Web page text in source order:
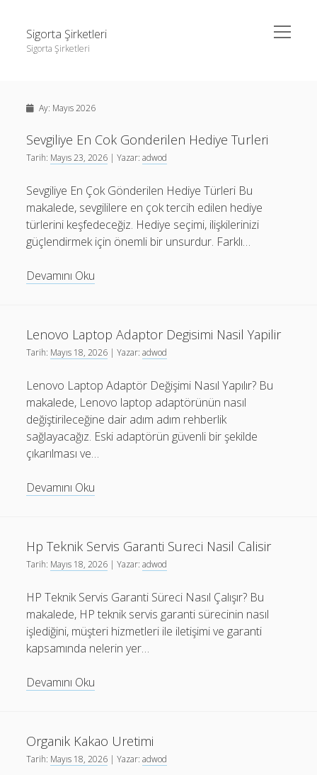
Sigorta Şirketleri
Sigorta Şirketleri
menüyü
aç
Linkedin Takipçi Yükseltme Hilesi
Liste
Sayfa Listesi
instagram gizli hesap görme giriş yapmadan
Linkedin Takipçi Yükseltme Hilesi
Liste
Sayfa Listesi
Ay: Mayıs 2026
Sevgiliye En Cok Gonderilen Hediye Turleri
Tarih: Mayıs 23, 2026 | Yazar:adwod
Sevgiliye En Çok Gönderilen Hediye Türleri Bu
makalede, sevgililere en çok tercih edilen hediye
türlerini keşfedeceğiz. Hediye seçimi, ilişkilerinizi
güçlendirmek için önemli bir unsurdur. Farklı…
Devamını Oku
Gonderilen
Hediye
Turleri
Lenovo Laptop Adaptor Degisimi Nasil Yapilir
Tarih: Mayıs 18, 2026 | Yazar:adwod
Lenovo Laptop Adaptör Değişimi Nasıl Yapılır? Bu
makalede, Lenovo laptop adaptörünün nasıl
değiştirileceğine dair adım adım rehberlik
sağlayacağız. Eski adaptörün güvenli bir şekilde
çıkarılması ve…
Devamını Oku
Nasil
Yapilir
Hp Teknik Servis Garanti Sureci Nasil Calisir
Tarih: Mayıs 18, 2026 | Yazar:adwod
HP Teknik Servis Garanti Süreci Nasıl Çalışır? Bu
makalede, HP teknik servis garanti sürecinin nasıl
işlediğini, müşteri hizmetleri ile iletişimi ve garanti
kapsamında nelerin yer…
Devamını Oku
Sureci
Nasil
Organik Kakao Uretimi
Tarih: Mayıs 18, 2026 | Yazar:adwod